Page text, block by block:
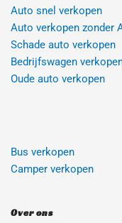
Geen
of het
Betrouwbare
goede
Auto snel verkopen
Auto verkopen zonder
Schade auto verkopen
Bedrijfswagen
Oude auto verkopen
Bus verkopen
Camper verkopen
Over ons